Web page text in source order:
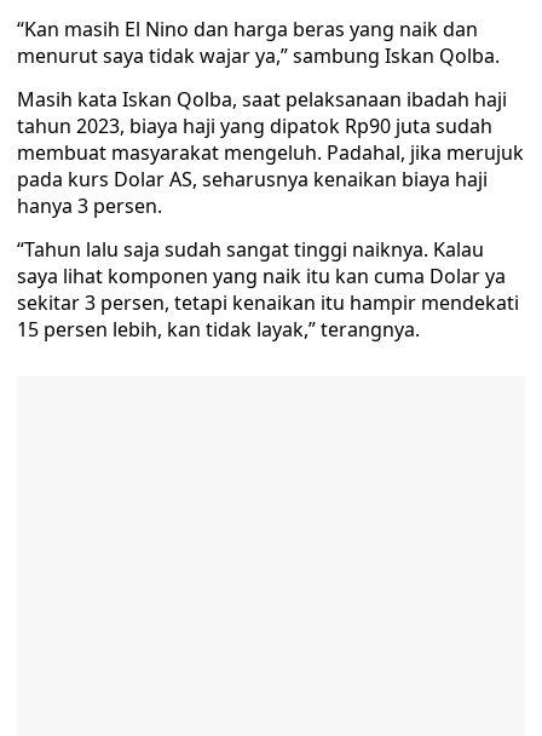
“Kan masih El Nino dan harga beras yang naik dan
menurut saya tidak wajar ya,” sambung Iskan Qolba.
Masih kata Iskan Qolba, saat pelaksanaan ibadah haji
tahun 2023, biaya haji yang dipatok Rp90 juta sudah
membuat masyarakat mengeluh. Padahal, jika merujuk
pada kurs Dolar AS, seharusnya kenaikan biaya haji
hanya 3 persen.
“Tahun lalu saja sudah sangat tinggi naiknya. Kalau
saya lihat komponen yang naik itu kan cuma Dolar ya
sekitar 3 persen, tetapi kenaikan itu hampir mendekati
15 persen lebih, kan tidak layak,” terangnya.